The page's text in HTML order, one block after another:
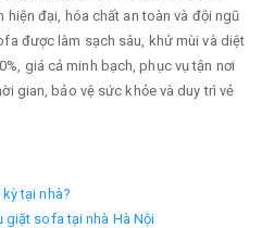
hiện đại, hóa chất an toàn và đội ngũ
được làm sạch sâu, khử mùi và diệt
giá cả minh bạch, phục vụ tận nơi
gian, bảo vệ sức khỏe và duy trì vẻ
tại nhà?
giặt sofa tại nhà Hà Nội